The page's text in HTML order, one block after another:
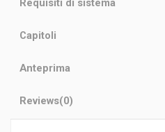
Requisiti di sistema
Capitoli
Anteprima
Reviews(0)